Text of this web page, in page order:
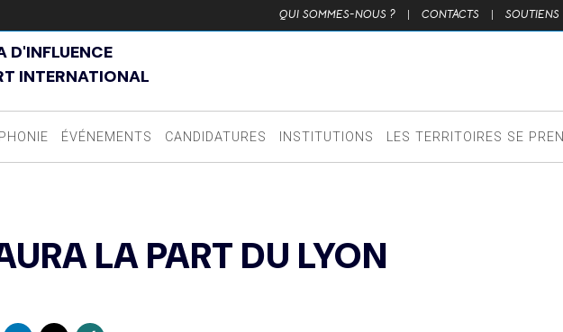
QUI SOMMES-NOUS ? | CONTACTS | SOUTIENS
D'INFLUENCE
INTERNATIONAL
ÉVÉNEMENTS CANDIDATURES INSTITUTIONS LES TERRITOIRES SE
LA PART DU LYON